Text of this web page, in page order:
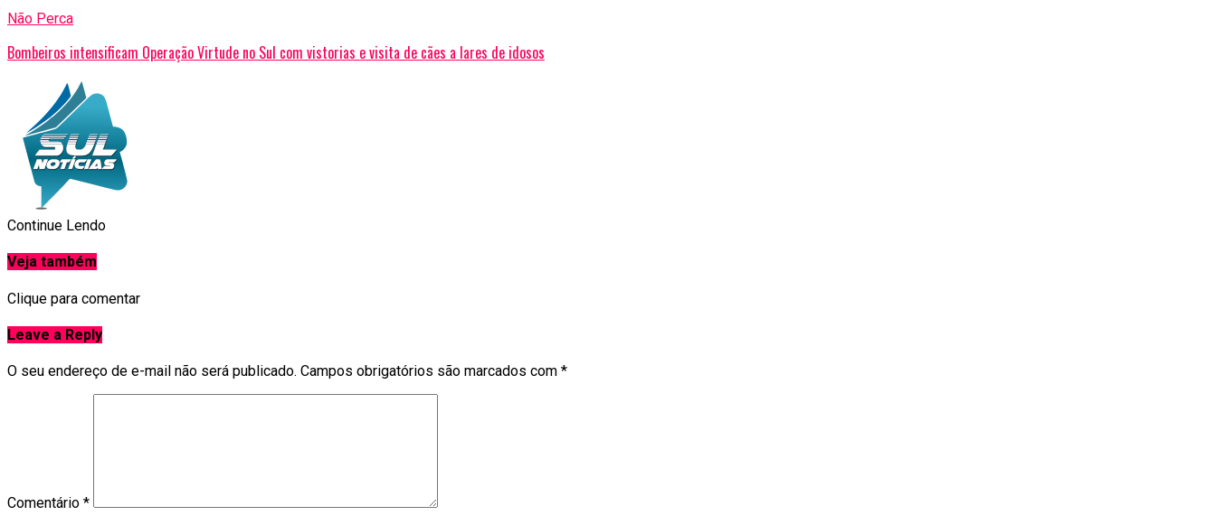
Não Perca
Bombeiros intensificam Operação Virtude no Sul com vistorias e visita de cães a lares de idosos
Continue Lendo
Veja também
Clique para comentar
Leave a Reply
O seu endereço de e-mail não será publicado. Campos obrigatórios são marcados com *
Comentário *